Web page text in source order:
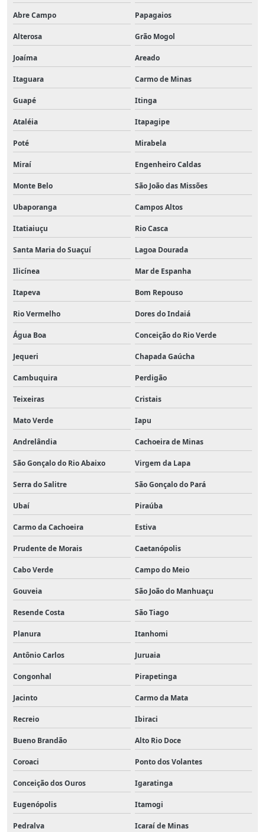
Abre Campo Papagaios
Alterosa Grão Mogol
Joaíma Areado
Itaguara Carmo de Minas
Guapé Itinga
Ataléia Itapagipe
Poté Mirabela
Miraí Engenheiro Caldas
Monte Belo São João das Missões
Ubaporanga Campos Altos
Itatiaiuçu Rio Casca
Santa Maria do Suaçuí Lagoa Dourada
Ilicínea Mar de Espanha
Itapeva Bom Repouso
Rio Vermelho Dores do Indaiá
Água Boa Conceição do Rio Verde
Jequeri Chapada Gaúcha
Cambuquira Perdigão
Teixeiras Cristais
Mato Verde Iapu
Andrelândia Cachoeira de Minas
São Gonçalo do Rio Abaixo Virgem da Lapa
Serra do Salitre São Gonçalo do Pará
Ubaí Piraúba
Carmo da Cachoeira Estiva
Prudente de Morais Caetanópolis
Cabo Verde Campo do Meio
Gouveia São João do Manhuaçu
Resende Costa São Tiago
Planura Itanhomi
Antônio Carlos Juruaia
Congonhal Pirapetinga
Jacinto Carmo da Mata
Recreio Ibiraci
Bueno Brandão Alto Rio Doce
Coroaci Ponto dos Volantes
Conceição dos Ouros Igaratinga
Eugenópolis Itamogi
Pedralva Icaraí de Minas